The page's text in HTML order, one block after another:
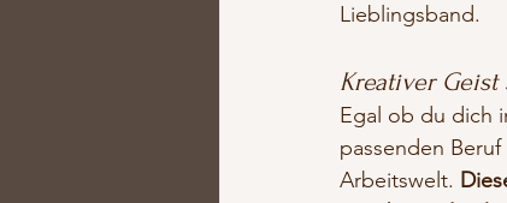
Lieblingsband.
Kreativer
Egal ob du dich
passenden
Arbeitswelt.